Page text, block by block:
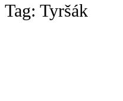
Tag: Tyršák